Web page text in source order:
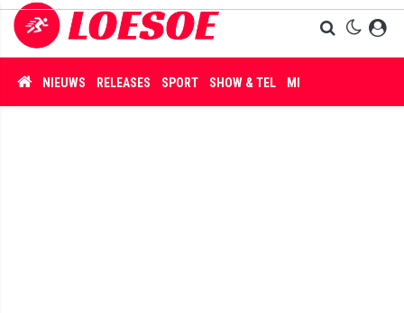
NIEUWS RELEASES SPORT SHOW & TEL MISDAAD